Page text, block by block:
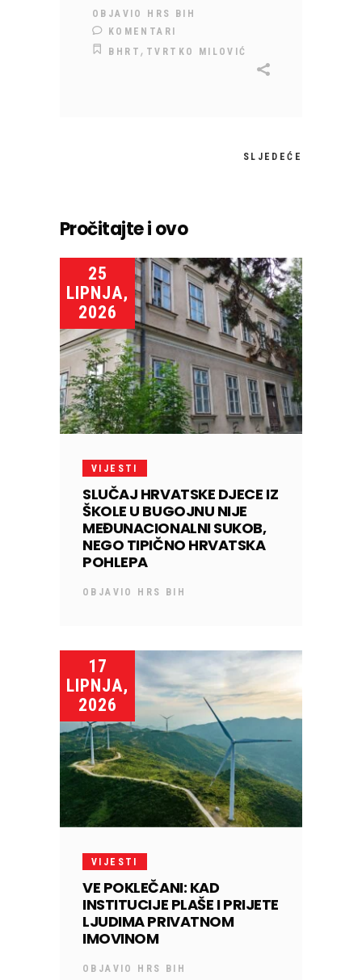
OBJAVIO HRS BIH
KOMENTARI
BHRT , TVRTKO MILOVIĆ
SLJEDEĆE
Pročitajte i ovo
25
LIPNJA,
2026
VIJESTI
SLUČAJ HRVATSKE DJECE IZ
ŠKOLE U BUGOJNU NIJE
MEĐUNACIONALNI SUKOB,
NEGO TIPIČNO HRVATSKA
POHLEPA
OBJAVIO HRS BIH
17
LIPNJA,
2026
VIJESTI
VE POKLEČANI: KAD
INSTITUCIJE PLAŠE I PRIJETE
LJUDIMA PRIVATNOM
IMOVINOM
OBJAVIO HRS BIH